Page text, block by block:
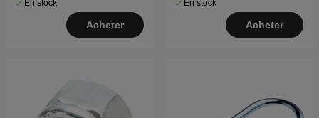
En stock
Acheter
En stock
Acheter